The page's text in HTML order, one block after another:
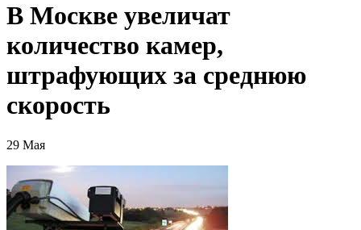
В Москве увеличат
количество камер,
штрафующих за среднюю
скорость
29 Мая